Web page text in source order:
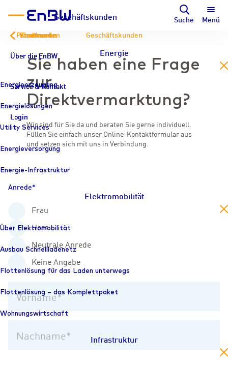
Geschäftskunden Suche Menü
Geschäftskunden
Energie
Energieerzeugung
Energielösungen
Utility Services
Energieversorgung
Energie-Infrastruktur
Elektromobilität
Über Elektromobilität
Ausbau Schnelllade­netz
Flottenlösung für das Laden unterwegs
Flottenlösung – das Komplettpaket
Wohnungswirtschaft
Infrastruktur
Privatkunden
Über die EnBW
Service & Kontakt
Login
Stadtwerke
Über die EnBW
Service & Kontakt
Login
Kommunen
Über die EnBW
Service & Kontakt
Login
Sie haben eine Frage
zur
Direktvermarktung?
Wir sind für Sie da und beraten Sie gerne individuell.
Füllen Sie einfach unser Online-Kontaktformular aus
und setzen sich mit uns in Verbindung.
Anrede
Frau
Herr
Neutrale Anrede
Keine Angabe
Vorname
Nachname